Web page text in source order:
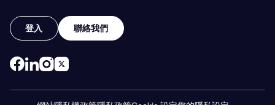
登入 聯絡我們